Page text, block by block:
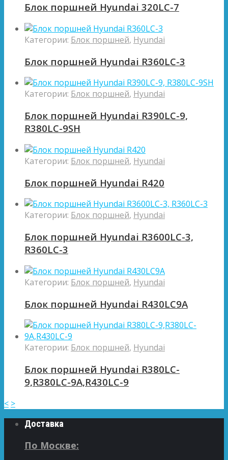
Блок поршней Hyundai 320LC-7
Категории: Блок поршней, Hyundai
Блок поршней Hyundai R360LC-3
Категории: Блок поршней, Hyundai
Блок поршней Hyundai R390LC-9,
R380LC-9SH
Категории: Блок поршней, Hyundai
Блок поршней Hyundai R420
Категории: Блок поршней, Hyundai
Блок поршней Hyundai R3600LC-3,
R360LC-3
Категории: Блок поршней, Hyundai
Блок поршней Hyundai R430LC9A
Категории: Блок поршней, Hyundai
Блок поршней Hyundai R380LC-
9,R380LC-9A,R430LC-9
< >
Доставка
По Москве: